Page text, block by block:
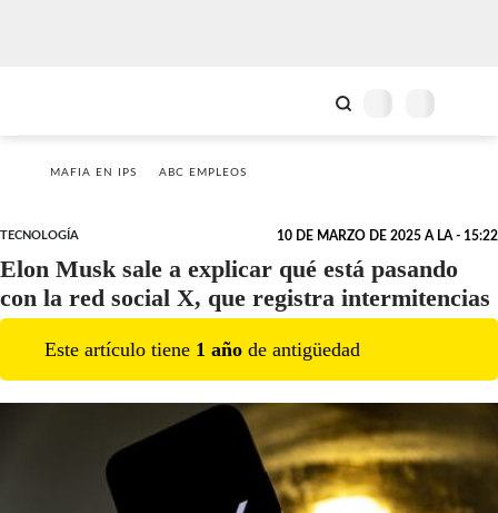
MAFIA EN IPS ABC EMPLEOS
TECNOLOGÍA 10 DE MARZO DE 2025 A LA - 15:22
Elon Musk sale a explicar qué está pasando
con la red social X, que registra intermitencias
Este artículo tiene 1 año de antigüedad